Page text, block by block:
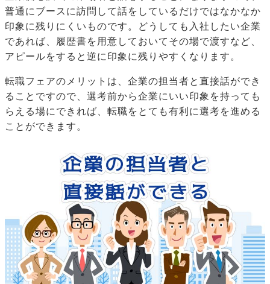
普通にブースに訪問して話をしているだけではなかなか
印象に残りにくいものです。どうしても入社したい企業
であれば、履歴書を用意しておいてその場で渡すなど、
アピールをすると逆に印象に残りやすくなります。
転職フェアのメリットは、企業の担当者と直接話ができ
ることですので、選考前から企業にいい印象を持っても
らえる場にできれば、転職をとても有利に選考を進める
ことができます。